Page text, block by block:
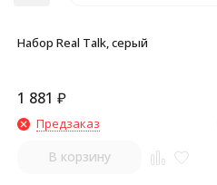
Набор Real Talk, серый
1 881 ₽
Предзаказ
В корзину